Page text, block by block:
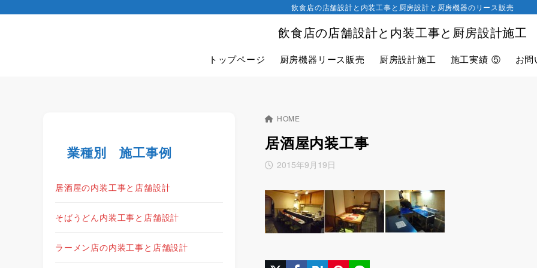
飲食店の店舗設計と内装工事と厨房設計施工
飲食店の店舗設計と内装工事と厨房設計と厨房機器のリース販売
トップページ 厨房機器リース販売 厨房設計施工 施工実績 ⑤ お
HOME
居酒屋内装工事
2015年9月19日
業種別 施工事例
居酒屋の内装工事と店舗設計
そばうどん内装工事と店舗設計
ラーメン店の内装工事と店舗設計